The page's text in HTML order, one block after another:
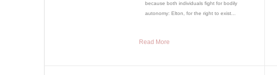
because both individuals fight for bodily
autonomy: Elton, for the right to exist...
Read More